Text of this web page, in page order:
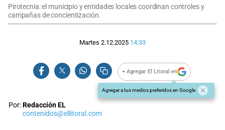
Pirotecnia: el municipio y entidades locales coordinan controles y
campañas de concientización.
Martes 2.12.2025 14:33
+ Agregar El Litoral en
Agregar a tus medios preferidos en Google
Por:Redacción EL
contenidos@ellitoral.com